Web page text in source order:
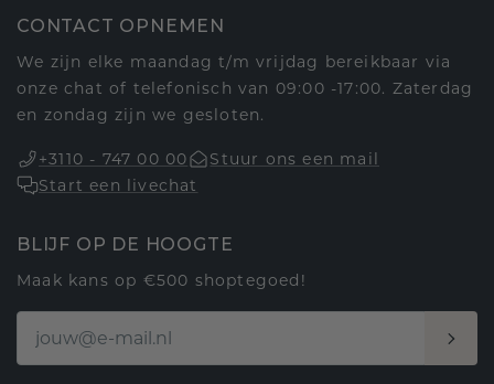
CONTACT OPNEMEN
We zijn elke maandag t/m vrijdag bereikbaar via
onze chat of telefonisch van 09:00 -17:00. Zaterdag
en zondag zijn we gesloten.
+3110 - 747 00 00
Stuur ons een mail
Start een livechat
BLIJF OP DE HOOGTE
Maak kans op €500 shoptegoed!